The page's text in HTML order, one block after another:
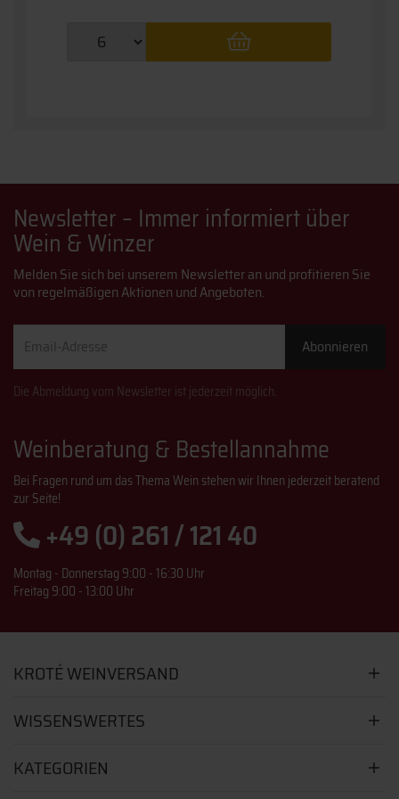
Newsletter – Immer informiert über
Wein & Winzer
Melden Sie sich bei unserem Newsletter an und profitieren Sie
von regelmäßigen Aktionen und Angeboten.
Adresse
Abonnieren
Die Abmeldung vom Newsletter ist jederzeit möglich.
Weinberatung & Bestellannahme
Bei Fragen rund um das Thema Wein stehen wir Ihnen jederzeit beratend
zur Seite!
+49 (0) 261 / 121 40
Montag - Donnerstag 9:00 - 16:30 Uhr
Freitag 9:00 - 13:00 Uhr
KROTÉ WEINVERSAND
WISSENSWERTES
KATEGORIEN